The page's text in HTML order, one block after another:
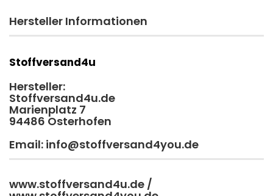
Hersteller Informationen
Stoffversand4u
Hersteller:
Stoffversand4u.de
Marienplatz 7
94486 Osterhofen
Email: info@stoffversand4you.de
www.stoffversand4u.de /